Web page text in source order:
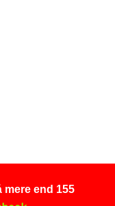
mere​ end 155